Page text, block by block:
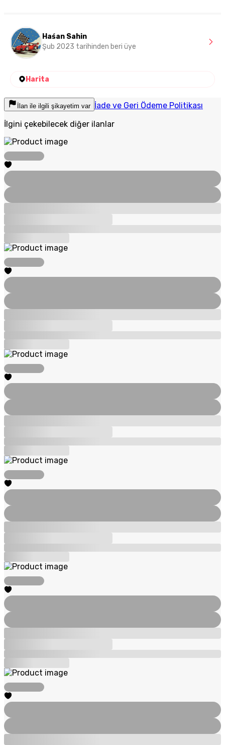
Haśan Sahin
Şub 2023 tarihinden beri üye
Harita
İlan ile ilgili şikayetim var İade ve Geri Ödeme Politikası
İlgini çekebilecek diğer ilanlar